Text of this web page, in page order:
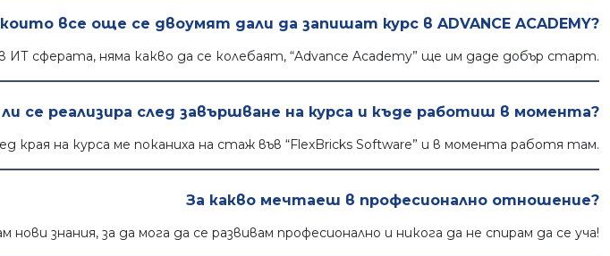
все още се двоумят дали да запишат курс в ADVANCE ACADEMY?
сферата, няма какво да се колебаят, “Advance Academy” ще им даде добър старт.
се реализира след завършване на курса и къде работиш в момента?
края на курса ме поканиха на стаж във “FlexBricks Software” и в момента работя там.
За какво мечтаеш в професионално отношение?
нови знания, за да мога да се развивам професионално и никога да не спирам да се уча!